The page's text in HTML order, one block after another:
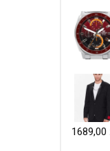
1689,00